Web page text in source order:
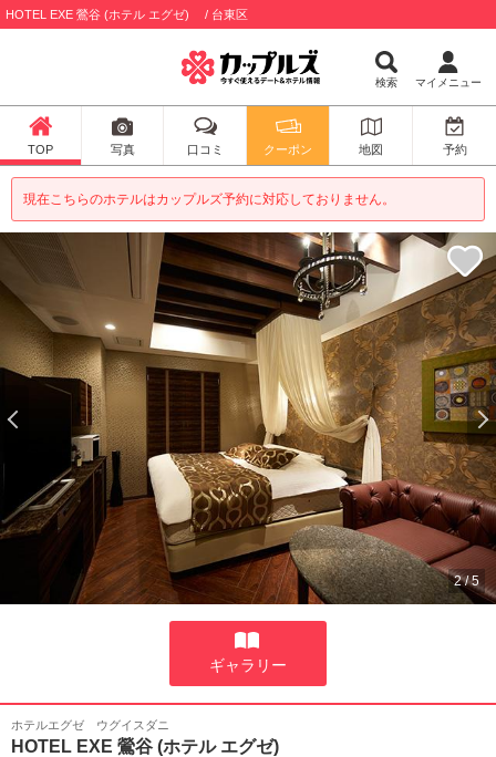
HOTEL EXE 鶯谷 (ホテル エグゼ) / 台東区
検索 マイメニュー
TOP 写真 口コミ クーポン 地図 予約
現在こちらのホテルはカップルズ予約に対応しておりません。
2/5
ギャラリー
ホテルエグゼ ウグイスダニ
HOTEL EXE 鶯谷 (ホテル エグゼ)